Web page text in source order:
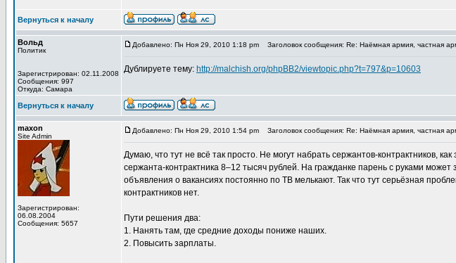
Вернуться к началу
Вольд
Политик
Зарегистрирован: 02.11.2008
Сообщения: 997
Откуда: Самара
Добавлено: Пн Ноя 29, 2010 1:18 pm Заголовок сообщения: Re: Наёмная армия, частная
Дублируете тему: http://malchish.org/phpBB2/viewtopic.php?t=797&p=10603
Вернуться к началу
maxon
Site Admin
Зарегистрирован:
06.08.2004
Сообщения: 5657
Добавлено: Пн Ноя 29, 2010 1:54 pm Заголовок сообщения: Re: Наёмная армия, частная
Думаю, что тут не всё так просто. Не могут набрать сержантов-контрактников,
сержанта-контрактника 8–12 тысяч рублей. На гражданке парень с руками
объявления о вакансиях постоянно по ТВ мелькают. Так что тут серьёзная
контрактников нет.
Пути решения два:
1. Нанять там, где средние доходы пониже наших.
2. Повысить зарплаты.